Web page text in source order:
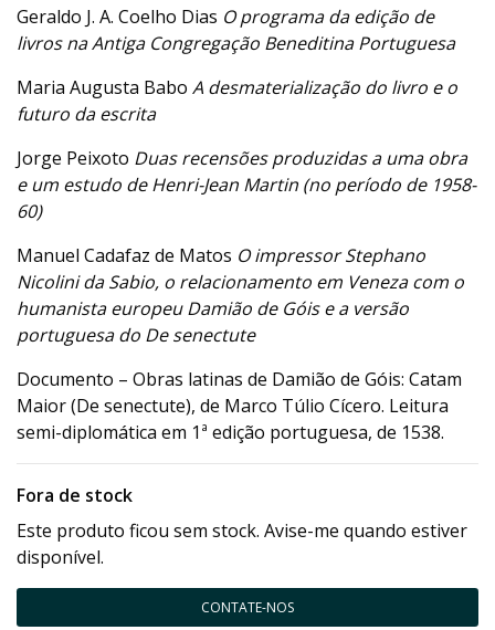
Geraldo J. A. Coelho Dias O programa da edição de
livros na Antiga Congregação Beneditina Portuguesa
Maria Augusta Babo A desmaterialização do livro e o
futuro da escrita
Jorge Peixoto Duas recensões produzidas a uma obra
e um estudo de Henri-Jean Martin (no período de 1958-
60)
Manuel Cadafaz de Matos O impressor Stephano
Nicolini da Sabio, o relacionamento em Veneza com o
humanista europeu Damião de Góis e a versão
portuguesa do De senectute
Documento – Obras latinas de Damião de Góis: Catam
Maior (De senectute), de Marco Túlio Cícero. Leitura
semi-diplomática em 1ª edição portuguesa, de 1538.
Fora de stock
Este produto ficou sem stock. Avise-me quando estiver
disponível.
CONTATE-NOS